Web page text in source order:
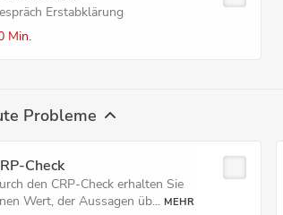
Erstabklärung
Min.
Probleme
Check
den CRP-Check erhalten Sie
Wert, der Aussagen üb... MEHR